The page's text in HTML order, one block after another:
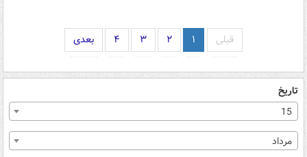
قبلی ۱ ۲ ۳ ۴ بعدی
تاریخ
15
مرداد